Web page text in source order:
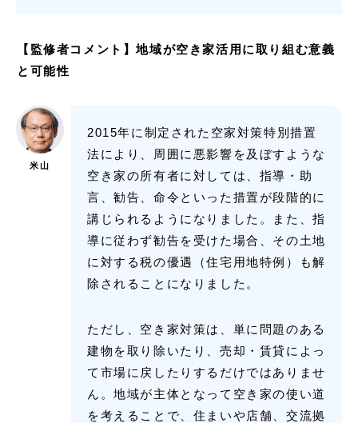
【監修者コメント】地域が空き家活用に取り組む意義
と可能性
米山
2015年に制定された空家対策特別措置
法により、周囲に悪影響を及ぼすような
空き家の所有者に対しては、指導・助
言、勧告、命令といった措置が段階的に
講じられるようになりました。また、指
導に従わず勧告を受けた場合、その土地
に対する税の優遇（住宅用地特例）も解
除されることになりました。
ただし、空き家対策は、単に問題のある
建物を取り除いたり、売却・賃貸によっ
て市場に戻したりするだけではありませ
ん。地域が主体となって空き家の使い道
を考えることで、住まいや店舗、交流拠